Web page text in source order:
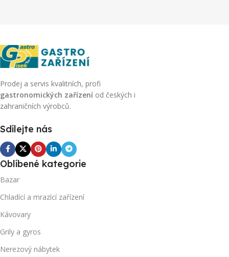
Prodej a servis kvalitních, profi
gastronomických zařízení od českých i
zahraničních výrobců.
Sdílejte nás
Oblíbené kategorie
Bazar
Chladící a mrazící zařízení
Kávovary
Grily a gyros
Nerezový nábytek